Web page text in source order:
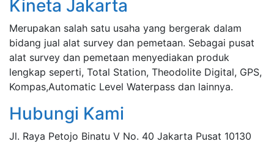
Kineta Jakarta
Merupakan salah satu usaha yang bergerak dalam
bidang jual alat survey dan pemetaan. Sebagai pusat
alat survey dan pemetaan menyediakan produk
lengkap seperti, Total Station, Theodolite Digital, GPS,
Kompas,Automatic Level Waterpass dan lainnya.
Hubungi Kami
Jl. Raya Petojo Binatu V No. 40 Jakarta Pusat 10130